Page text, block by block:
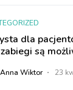
dla
są
Anna Wiktor 23